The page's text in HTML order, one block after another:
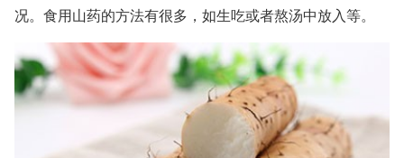
况。食用山药的方法有很多，如生吃或者熬汤中放入等。